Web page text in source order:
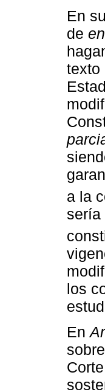
En
de
texto
a la
sería
los
En